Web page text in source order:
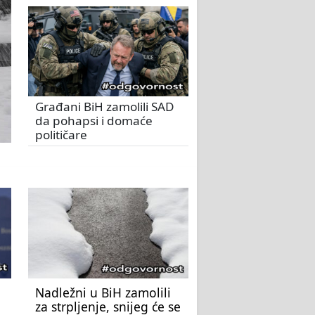
Građani BiH zamolili SAD
da pohapsi i domaće
političare
Nadležni u BiH zamolili
za strpljenje, snijeg će se